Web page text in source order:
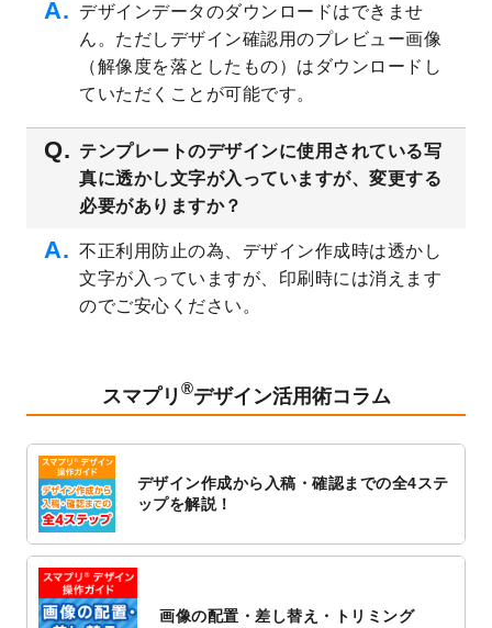
2023/4/18
セミナー・講演会のチラシデザインテンプ
レートを追加しました。
2023/4/18
スポーツジム・フィットネスクラブのチラ
シデザインテンプレート
2023/3/16
シール・ラベルのデザインテンプレートを
公開いたしました。
2023/3/13
封筒（長3、洋長3、角2）のデザインテンプ
レートを追加しました。
2023/3/13
クリアファイルのデザインテンプレート
追加しました。
2023/3/2
パワーポイント版テンプレートをダウンロ
追加しました。
2023/1/13
4月始まりのカレンダーデザインテンプレー
2023/1/5
スタンプカードのデザインテンプレート
追加しました。
2022/12/26
止のお知らせ
2022/12/16
トを公開いたしました。
デザインデータのダウンロードはできませ
ん。ただしデザイン確認用のプレビュー画像
（解像度を落としたもの）はダウンロードし
ていただくことが可能です。
テンプレートのデザインに使用されている写
真に透かし文字が入っていますが、変更する
必要がありますか？
不正利用防止の為、デザイン作成時は透かし
文字が入っていますが、印刷時には消えます
のでご安心ください。
スマプリ ®デザイン活用術コラム
デザイン作成から入稿・確認までの全4ステ
ップを解説！
画像の配置・差し替え・トリミング